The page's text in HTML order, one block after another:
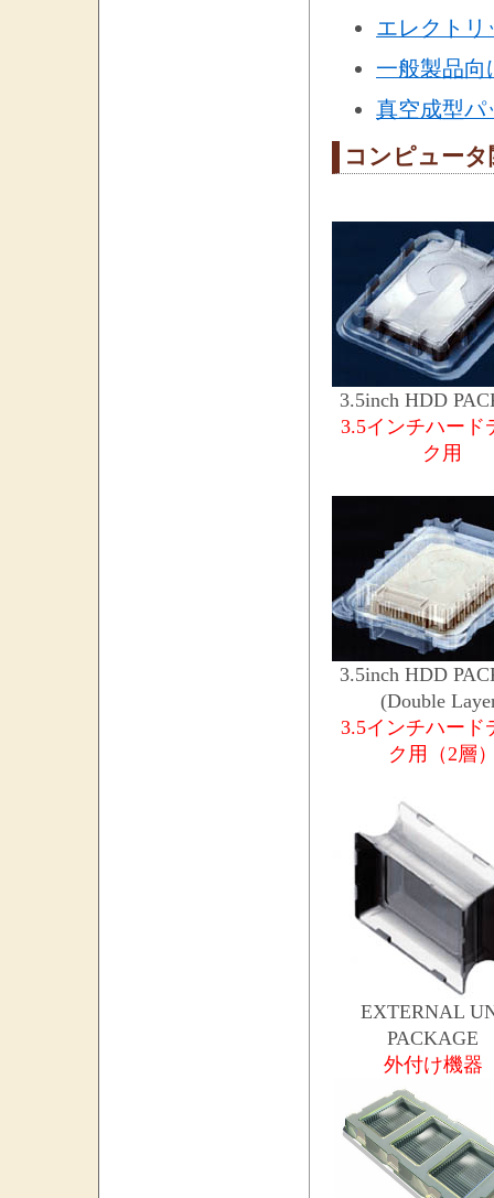
エレクトリ
一般製品向
真空成型パ
コンピュー
3.5inch HDD
3.5インチハード
ク用
3.5inch HDD
(Double
3.5インチハード
ク用（2層
EXTERNAL
PACKAGE
外付け機器